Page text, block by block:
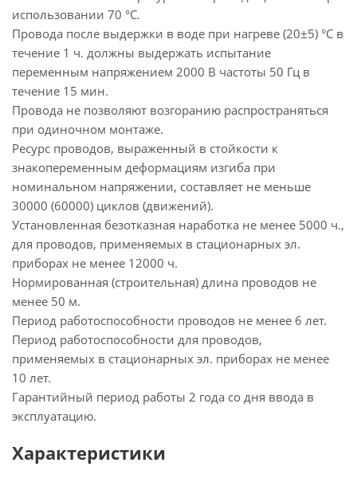
использовании 70 °С.
Провода после выдержки в воде при нагреве (20±5) °С в
течение 1 ч. должны выдержать испытание
переменным напряжением 2000 В частоты 50 Гц в
течение 15 мин.
Провода не позволяют возгоранию распространяться
при одиночном монтаже.
Ресурс проводов, выраженный в стойкости к
знакопеременным деформациям изгиба при
номинальном напряжении, составляет не меньше
30000 (60000) циклов (движений).
Установленная безотказная наработка не менее 5000 ч.,
для проводов, применяемых в стационарных эл.
приборах не менее 12000 ч.
Нормированная (строительная) длина проводов не
менее 50 м.
Период работоспособности проводов не менее 6 лет.
Период работоспособности для проводов,
применяемых в стационарных эл. приборах не менее
10 лет.
Гарантийный период работы 2 года со дня ввода в
эксплуатацию.
Характеристики